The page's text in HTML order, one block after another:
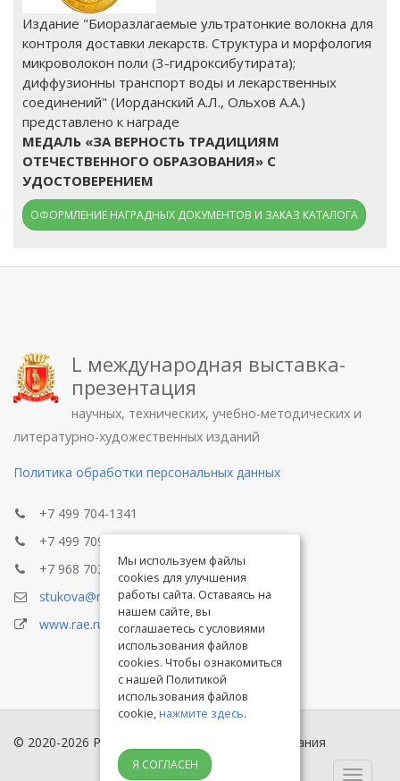
Издание "Биоразлагаемые ультратонкие волокна для
контроля доставки лекарств. Структура и морфология
микроволокон поли (3-гидроксибутирата);
диффузионны транспорт воды и лекарственных
соединений" (Иорданский А.Л., Ольхов А.А.)
представлено к награде
МЕДАЛЬ «ЗА ВЕРНОСТЬ ТРАДИЦИЯМ
ОТЕЧЕСТВЕННОГО ОБРАЗОВАНИЯ» С
УДОСТОВЕРЕНИЕМ
ОФОРМЛЕНИЕ НАГРАДНЫХ ДОКУМЕНТОВ И ЗАКАЗ КАТАЛОГА
L международная выставка-
презентация
научных, технических, учебно-методических и
литературно-художественных изданий
Политика обработки персональных данных
+7 499 704-1341
+7 499 709-8104
+7 968 703-8433
stukova@rae.ru
www.rae.ru
© 2020-2026 Российская академия естествознания
Toggle
Мы используем файлы
cookies для улучшения
работы сайта. Оставаясь на
нашем сайте, вы
соглашаетесь с условиями
использования файлов
cookies. Чтобы ознакомиться
с нашей Политикой
использования файлов
cookie,нажмите здесь.
Я СОГЛАСЕН